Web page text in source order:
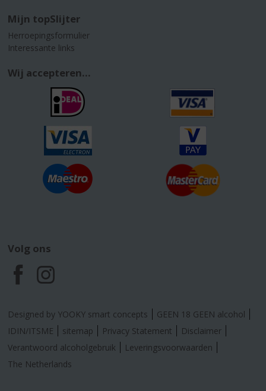
Mijn topSlijter
Herroepingsformulier
Interessante links
Wij accepteren...
Volg ons
F
a
c
e
I
n
s
t
Designed by YOOKY smart concepts
GEEN 18 GEEN alcohol
IDIN/ITSME
sitemap Privacy Statement
Disclaimer
Verantwoord alcoholgebruik
Leveringsvoorwaarden
The Netherlands